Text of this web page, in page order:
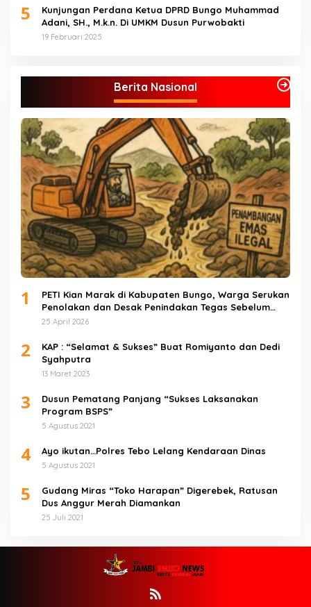
5
Kunjungan Perdana Ketua DPRD Bungo Muhammad
Adani, SH., M.k.n. Di UMKM Dusun Purwobakti
19 Februari 2025
Berita Nasional
1
PETI Kian Marak di Kabupaten Bungo, Warga Serukan
Penolakan dan Desak Penindakan Tegas Sebelum
Bencana Menelan Korban Tak berdosa.
25 April 2026
2
KAP : “Selamat & Sukses” Buat Romiyanto dan Dedi
Syahputra
13 Maret 2023
3
Dusun Pematang Panjang “Sukses Laksanakan
Program BSPS”
5 Agustus 2021
4 Ayo ikutan…Polres Tebo Lelang Kendaraan Dinas
5 Agustus 2021
5
Gudang Miras “Toko Harapan” Digerebek, Ratusan
Dus Anggur Merah Diamankan
25 Juli 2021